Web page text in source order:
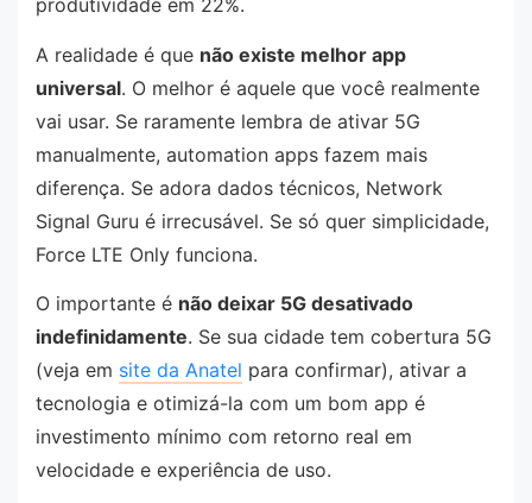
A realidade é que não existe melhor app
universal. O melhor é aquele que você realmente
vai usar. Se raramente lembra de ativar 5G
manualmente, automation apps fazem mais
diferença. Se adora dados técnicos, Network
Signal Guru é irrecusável. Se só quer simplicidade,
Force LTE Only funciona.
O importante é não deixar 5G desativado
indefinidamente. Se sua cidade tem cobertura 5G
(veja em site da Anatel para confirmar), ativar a
tecnologia e otimizá-la com um bom app é
investimento mínimo com retorno real em
velocidade e experiência de uso.